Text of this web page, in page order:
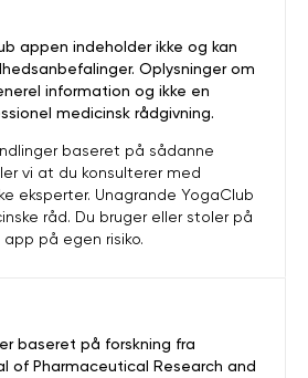
baseret på forskning fra
of Pharmaceutical Research and
appen indeholder ikke og kan
Oplysninger om
information og ikke en
medicinsk rådgivning.
baseret på sådanne
vi at du konsulterer med
eksperter. Unagrande YogaClub
råd. Du bruger eller stoler på
på egen risiko.